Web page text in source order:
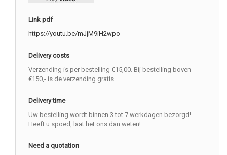
Link pdf
https://youtu.be/mJjM9iH2wpo
Delivery costs
Verzending is per bestelling €15,00. Bij bestelling boven
€150,- is de verzending gratis.
Delivery time
Uw bestelling wordt binnen 3 tot 7 werkdagen bezorgd!
Heeft u spoed, laat het ons dan weten!
Need a quotation